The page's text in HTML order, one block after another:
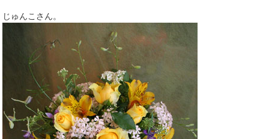
じゅんこさん。